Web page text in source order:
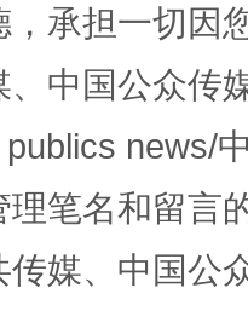
承担一切因
中国公众传
news/
笔名和留言
传媒、中国公